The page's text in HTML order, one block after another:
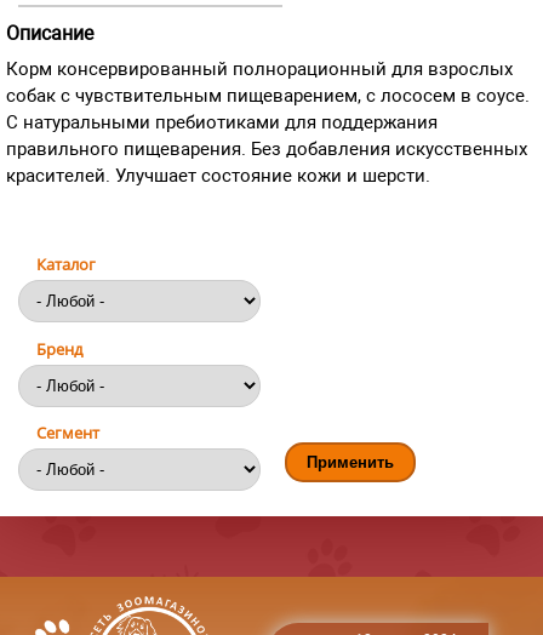
Описание
Корм консервированный полнорационный для взрослых
собак с чувствительным пищеварением, с лососем в соусе.
С натуральными пребиотиками для поддержания
правильного пищеварения. Без добавления искусственных
красителей. Улучшает состояние кожи и шерсти.
Каталог
Бренд
Сегмент